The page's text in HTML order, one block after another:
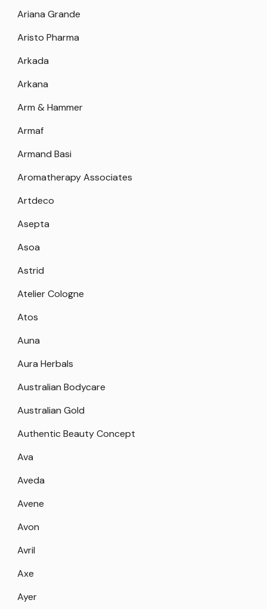
Ariana Grande
Aristo Pharma
Arkada
Arkana
Arm & Hammer
Armaf
Armand Basi
Aromatherapy Associates
Artdeco
Asepta
Asoa
Astrid
Atelier Cologne
Atos
Auna
Aura Herbals
Australian Bodycare
Australian Gold
Authentic Beauty Concept
Ava
Aveda
Avene
Avon
Avril
Axe
Ayer